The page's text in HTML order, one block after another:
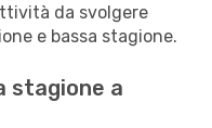
da svolgere
e bassa stagione.
stagione a